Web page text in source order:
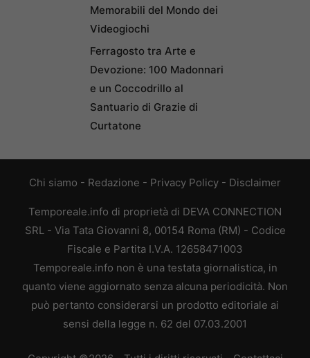
Memorabili del Mondo dei
Videogiochi
Ferragosto tra Arte e
Devozione: 100 Madonnari
e un Coccodrillo al
Santuario di Grazie di
Curtatone
Chi siamo - Redazione - Privacy Policy - Disclaimer
Temporeale.info di proprietà di DEVA CONNECTION
SRL - Via Tata Giovanni 8, 00154 Roma (RM) - Codice
Fiscale e Partita I.V.A. 12658471003
Temporeale.info non è una testata giornalistica, in
quanto viene aggiornato senza alcuna periodicità. Non
può pertanto considerarsi un prodotto editoriale ai
sensi della legge n. 62 del 07.03.2001